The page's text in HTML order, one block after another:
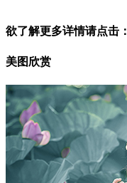
欲了解更多详情请点击：
美图欣赏